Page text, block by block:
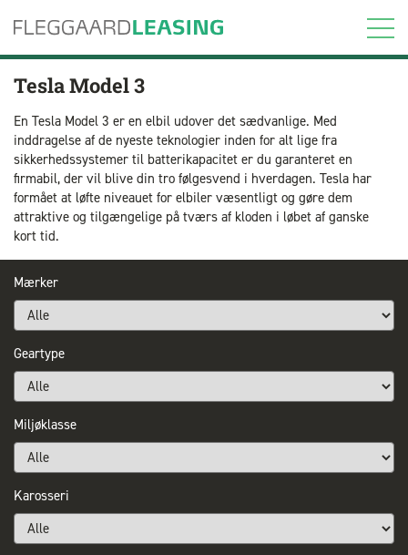
Tesla Model 3
En Tesla Model 3 er en elbil udover det sædvanlige. Med
inddragelse af de nyeste teknologier inden for alt lige fra
sikkerhedssystemer til batterikapacitet er du garanteret en
firmabil, der vil blive din tro følgesvend i hverdagen. Tesla har
formået at løfte niveauet for elbiler væsentligt og gøre dem
attraktive og tilgængelige på tværs af kloden i løbet af ganske
kort tid.
Mærker
Geartype
Miljøklasse
Karosseri